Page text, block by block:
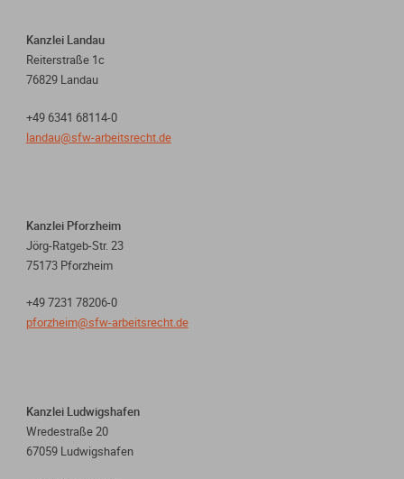
Kanzlei Landau
Reiterstraße 1c
76829 Landau
+49 6341 68114-0
landau@sfw-arbeitsrecht.de
Kanzlei Pforzheim
Jörg-Ratgeb-Str. 23
75173 Pforzheim
+49 7231 78206-0
pforzheim@sfw-arbeitsrecht.de
Kanzlei Ludwigshafen
Wredestraße 20
67059 Ludwigshafen